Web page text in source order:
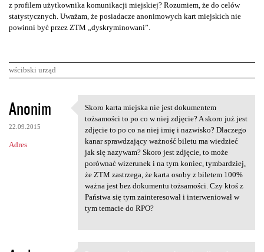
z profilem użytkownika komunikacji miejskiej? Rozumiem, że do celów
statystycznych. Uważam, że posiadacze anonimowych kart miejskich nie
powinni być przez ZTM „dyskryminowani”.
wścibski urząd
K
o
m
e
Anonim
22.09.2015
Adres
Skoro karta miejska nie jest
Skoro karta miejska nie jest dokumentem
tożsamości to po co w niej zdjęcie? A skoro już jest
zdjęcie to po co na niej imię i nazwisko? Dlaczego
kanar sprawdzający ważność biletu ma wiedzieć
jak się nazywam? Skoro jest zdjęcie, to może
porównać wizerunek i na tym koniec, tymbardziej,
że ZTM zastrzega, że karta osoby z biletem 100%
ważna jest bez dokumentu tożsamości. Czy ktoś z
Państwa się tym zainteresował i interweniował w
tym temacie do RPO?